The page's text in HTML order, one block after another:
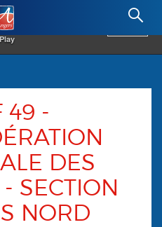
Angers.fr : Retour à l'accueil
49 -
DES
SECTION
NORD